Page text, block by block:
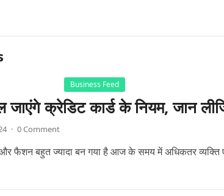
Business Feed
क्रेडिट कार्ड के नियम, जान
· 0 Comment
फैशन बहुत ज्यादा बन गया है आज के समय में अधिकतर व्यक्ति